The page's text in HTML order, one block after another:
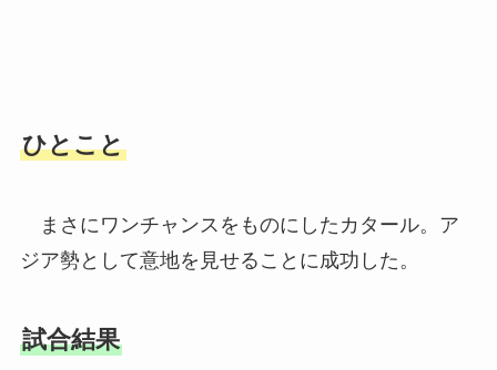
ひとこと
まさにワンチャンスをものにしたカタール。ア
ジア勢として意地を見せることに成功した。
試合結果